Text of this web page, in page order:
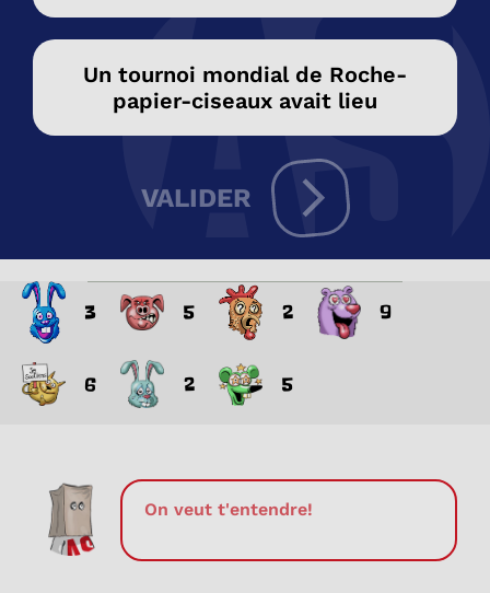
Un tournoi mondial de Roche-
papier-ciseaux avait lieu
VALIDER
3 5 2 9
6 2 5